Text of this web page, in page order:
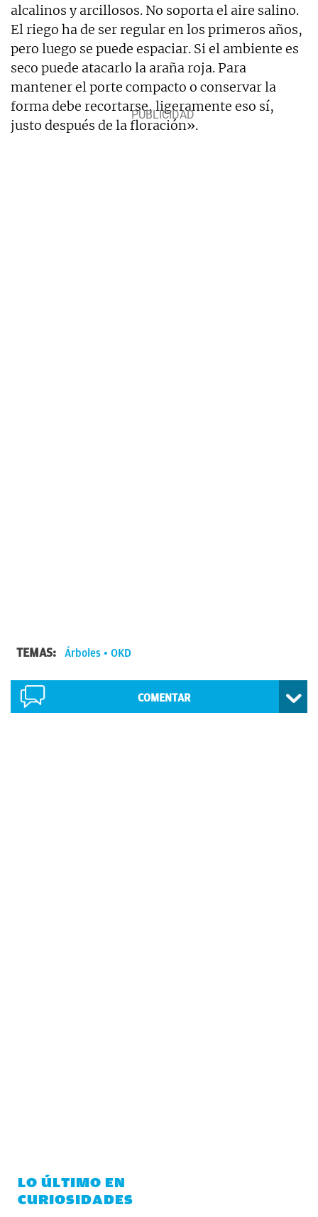
alcalinos y arcillosos. No soporta el aire salino.
El riego ha de ser regular en los primeros años,
pero luego se puede espaciar. Si el ambiente es
seco puede atacarlo la araña roja. Para
mantener el porte compacto o conservar la
forma debe recortarse, ligeramente eso sí,
justo después de la floración».
TEMAS: Árboles OKD
COMENTAR
LO ÚLTIMO EN
CURIOSIDADES